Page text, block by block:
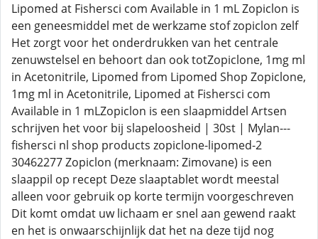
Lipomed at Fishersci com Available in 1 mL Zopiclon is
een geneesmiddel met de werkzame stof zopiclon zelf
Het zorgt voor het onderdrukken van het centrale
zenuwstelsel en behoort dan ook totZopiclone, 1mg ml
in Acetonitrile, Lipomed from Lipomed Shop Zopiclone,
1mg ml in Acetonitrile, Lipomed at Fishersci com
Available in 1 mLZopiclon is een slaapmiddel Artsen
schrijven het voor bij slapeloosheid | 30st | Mylan---
fishersci nl shop products zopiclone-lipomed-2
30462277 Zopiclon (merknaam: Zimovane) is een
slaappil op recept Deze slaaptablet wordt meestal
alleen voor gebruik op korte termijn voorgeschreven
Dit komt omdat uw lichaam er snel aan gewend raakt
en het is onwaarschijnlijk dat het na deze tijd nog